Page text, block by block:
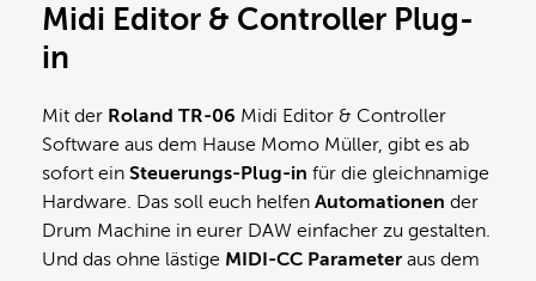
Midi Editor & Controller Plug-
in
Mit der Roland TR-06 Midi Editor & Controller
Software aus dem Hause Momo Müller, gibt es ab
sofort ein Steuerungs-Plug-in für die gleichnamige
Hardware. Das soll euch helfen Automationen der
Drum Machine in eurer DAW einfacher zu gestalten.
Und das ohne lästige MIDI-CC Parameter aus dem